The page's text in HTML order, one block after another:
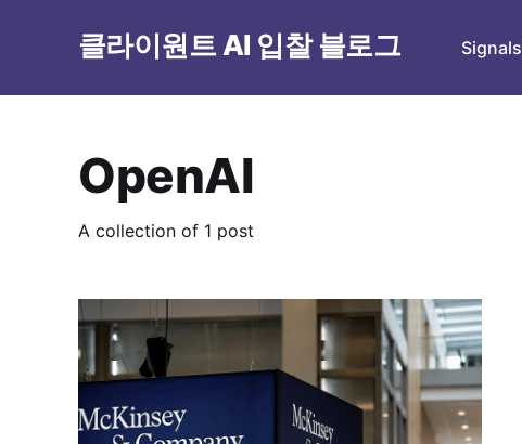
클라이원트 AI 입찰 블로그 Signals
OpenAI
A collection of 1 post